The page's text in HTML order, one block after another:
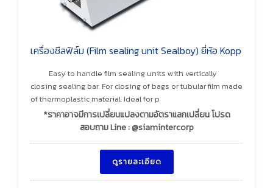
เครื่องซีลฟิล์ม (Film sealing unit Sealboy) ยี่ห้อ Kopp
Easy to handle film sealing units with vertically
closing sealing bar. For closing of bags or tubular film made
of thermoplastic material. Ideal for p
*ราคาอาจมีการเปลี่ยนแปลงตามอัตราแลกเปลี่ยน โปรด
สอบถาม Line : @siamintercorp
ดูรายละเอียด